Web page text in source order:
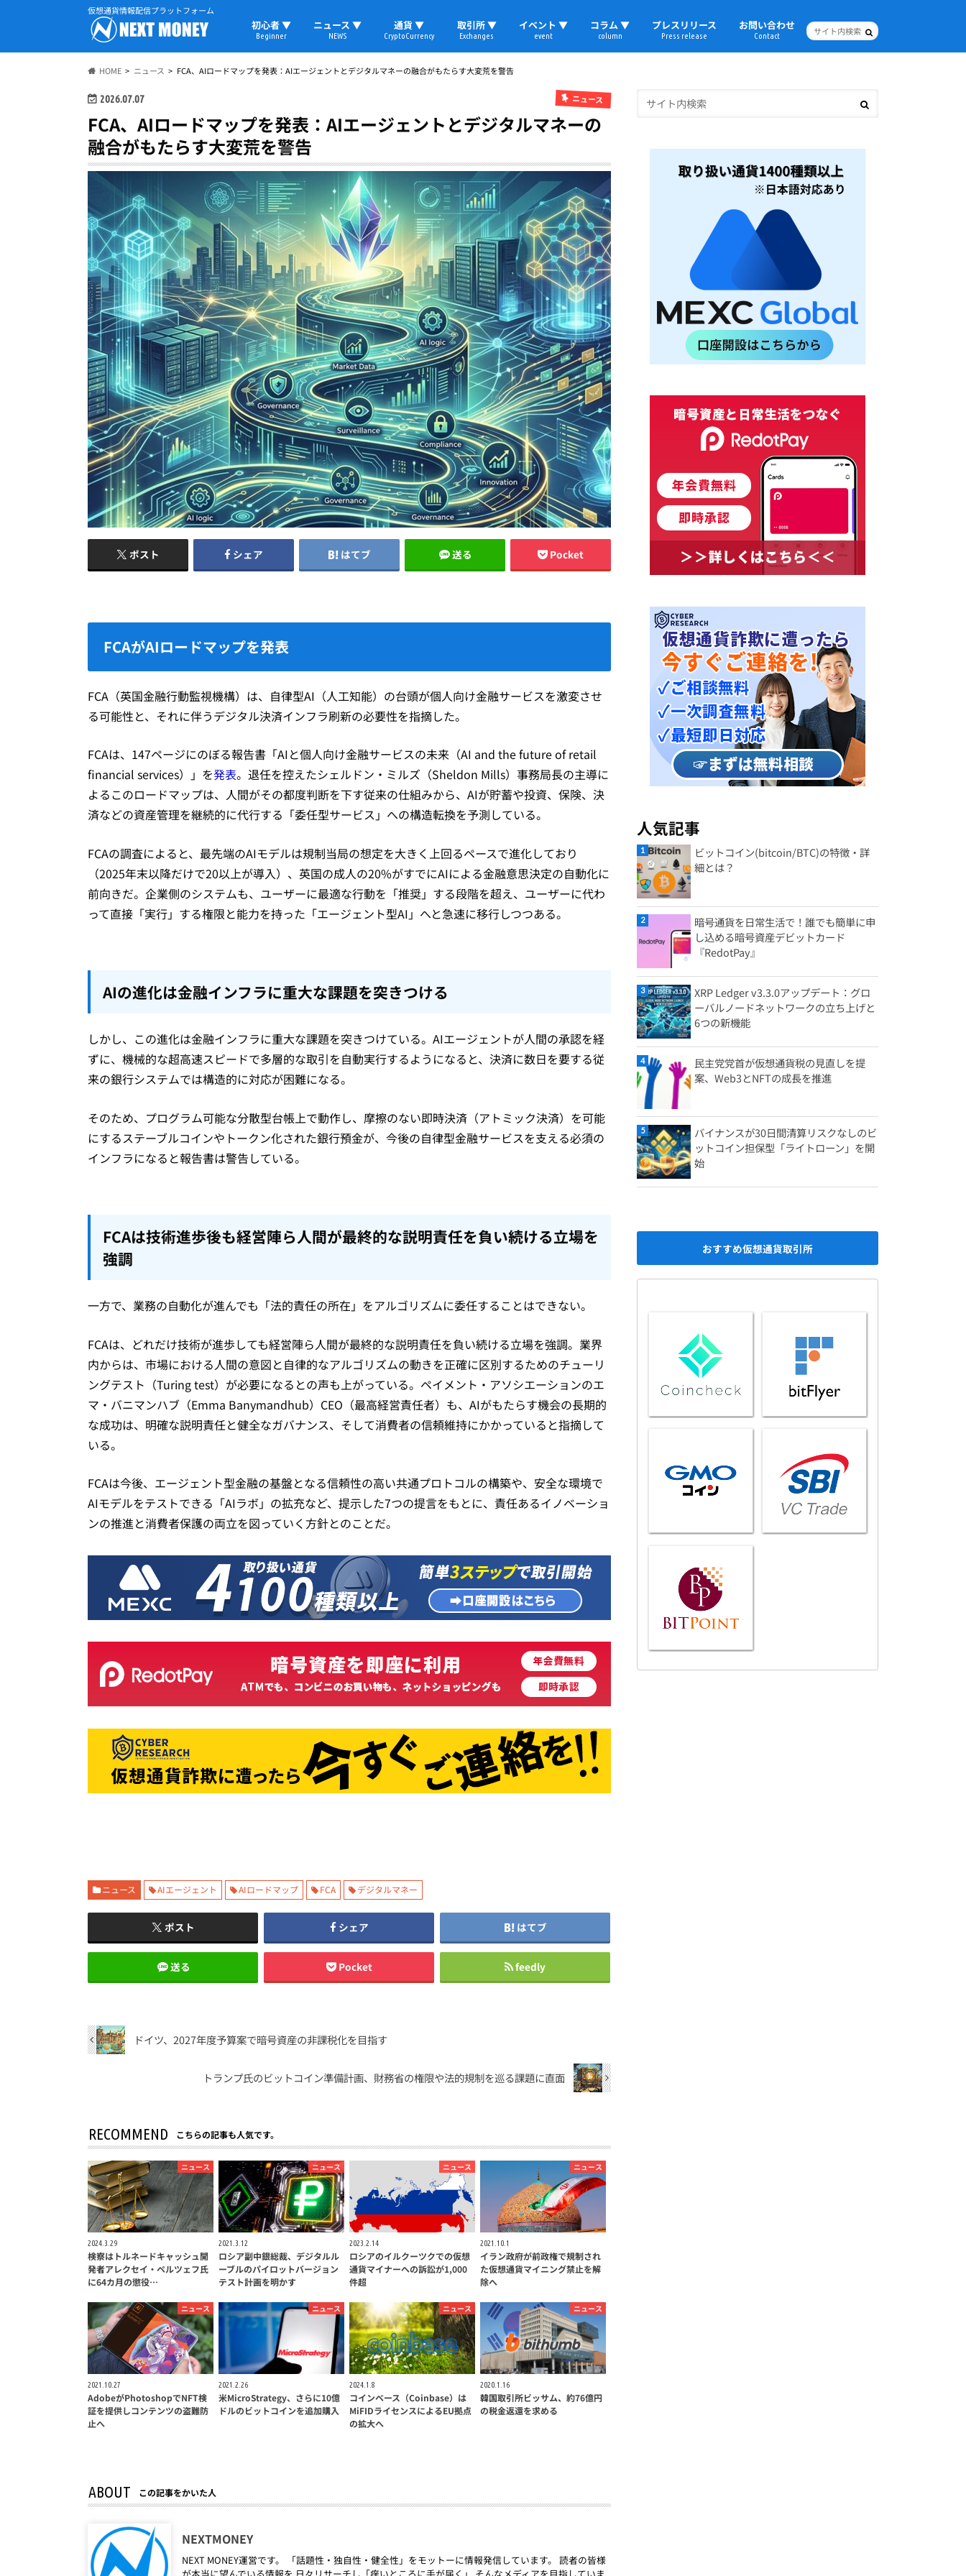
仮想通貨情報配信プラットフォーム
初心者 ▼
Beginner
ニュース ▼
NEWS
通貨 ▼
CryptoCurrency
取引所 ▼
Exchanges
イベント ▼
event
コラム ▼
column
プレスリリース
Press release
お問い合わせ
Contact
HOME ニュース FCA、AIロードマップを発表：AIエージェントとデジタルマネーの融合がもたらす大変荒を警告
2026.07.07 ニュース
FCA、AIロードマップを発表：AIエージェントとデジタルマネーの
融合がもたらす大変荒を警告
ポスト シェア はてブ 送る Pocket
FCAがAIロードマップを発表
FCA（英国金融行動監視機構）は、自律型AI（人工知能）の台頭が個人向け金融サービスを激変させ
る可能性と、それに伴うデジタル決済インフラ刷新の必要性を指摘した。
FCAは、147ページにのぼる報告書「AIと個人向け金融サービスの未来（AI and the future of retail
financial services）」を発表。退任を控えたシェルドン・ミルズ（Sheldon Mills）事務局長の主導に
よるこのロードマップは、人間がその都度判断を下す従来の仕組みから、AIが貯蓄や投資、保険、決
済などの資産管理を継続的に代行する「委任型サービス」への構造転換を予測している。
FCAの調査によると、最先端のAIモデルは規制当局の想定を大きく上回るペースで進化しており
（2025年末以降だけで20以上が導入）、英国の成人の20%がすでにAIによる金融意思決定の自動化に
前向きだ。企業側のシステムも、ユーザーに最適な行動を「推奨」する段階を超え、ユーザーに代わ
って直接「実行」する権限と能力を持った「エージェント型AI」へと急速に移行しつつある。
AIの進化は金融インフラに重大な課題を突きつける
しかし、この進化は金融インフラに重大な課題を突きつけている。AIエージェントが人間の承認を経
ずに、機械的な超高速スピードで多層的な取引を自動実行するようになると、決済に数日を要する従
来の銀行システムでは構造的に対応が困難になる。
そのため、プログラム可能な分散型台帳上で動作し、摩擦のない即時決済（アトミック決済）を可能
にするステーブルコインやトークン化された銀行預金が、今後の自律型金融サービスを支える必須の
インフラになると報告書は警告している。
FCAは技術進歩後も経営陣ら人間が最終的な説明責任を負い続ける立場を
強調
一方で、業務の自動化が進んでも「法的責任の所在」をアルゴリズムに委任することはできない。
FCAは、どれだけ技術が進歩しても経営陣ら人間が最終的な説明責任を負い続ける立場を強調。業界
内からは、市場における人間の意図と自律的なアルゴリズムの動きを正確に区別するためのチューリ
ングテスト（Turing test）が必要になるとの声も上がっている。ペイメント・アソシエーションのエ
マ・バニマンハブ（Emma Banymandhub）CEO（最高経営責任者）も、AIがもたらす機会の長期的
な成功は、明確な説明責任と健全なガバナンス、そして消費者の信頼維持にかかっていると指摘して
いる。
FCAは今後、エージェント型金融の基盤となる信頼性の高い共通プロトコルの構築や、安全な環境で
AIモデルをテストできる「AIラボ」の拡充など、提示した7つの提言をもとに、責任あるイノベーショ
ンの推進と消費者保護の両立を図っていく方針とのことだ。
ニュース AIエージェント AIロードマップ FCA デジタルマネー
ポスト シェア はてブ
送る Pocket feedly
ドイツ、2027年度予算案で暗号資産の非課税化を目指す
トランプ氏のビットコイン準備計画、財務省の権限や法的規制を巡る課題に直面
RECOMMEND こちらの記事も人気です。
ニュース
2024.3.29
検察はトルネードキャッシュ開
発者アレクセイ・ペルツェフ氏
に64カ月の懲役…
ニュース
2021.3.12
ロシア副中銀総裁、デジタルル
ーブルのパイロットバージョン
テスト計画を明かす
ニュース
2023.2.14
ロシアのイルクーツクでの仮想
通貨マイナーへの訴訟が1,000
件超
ニュース
2021.10.1
イラン政府が前政権で規制され
た仮想通貨マイニング禁止を解
除へ
ニュース
2021.10.27
AdobeがPhotoshopでNFT検
証を提供しコンテンツの盗難防
止へ
ニュース
2021.2.26
米MicroStrategy、さらに10億
ドルのビットコインを追加購入
ニュース
2024.1.8
コインベース（Coinbase）は
MiFIDライセンスによるEU拠点
の拡大へ
ニュース
2020.1.16
韓国取引所ビッサム、約76億円
の税金返還を求める
ABOUT この記事をかいた人
NEXTMONEY
NEXT MONEY運営です。 「話題性・独自性・健全性」をモットーに情報発信しています。 読者の皆様
人気記事
ビットコイン(bitcoin/BTC)の特徴・詳
細とは？
暗号通貨を日常生活で！誰でも簡単に申
し込める暗号資産デビットカード
『RedotPay』
XRP Ledger v3.3.0アップデート：グロ
ーバルノードネットワークの立ち上げと
6つの新機能
民主党党首が仮想通貨税の見直しを提
案、Web3とNFTの成長を推進
バイナンスが30日間清算リスクなしのビ
ットコイン担保型「ライトローン」を開
始
おすすめ仮想通貨取引所